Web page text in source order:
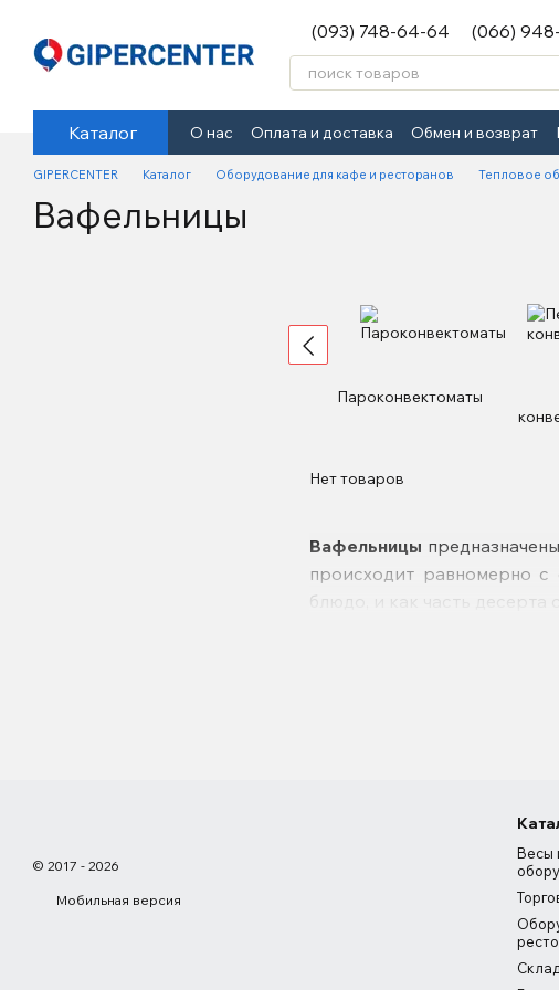
(093) 748-64-64 (066)
Каталог О нас Оплата и доставка Обмен и возврат
GIPERCENTER Каталог Оборудование для кафе и ресторанов Тепловое
Вафельницы
Пароконвектоматы
Вафельницы
происходит равномерно с
блюдо, и как часть
Нет товаров
© 2017 - 2026
Мобильная версия
Весы